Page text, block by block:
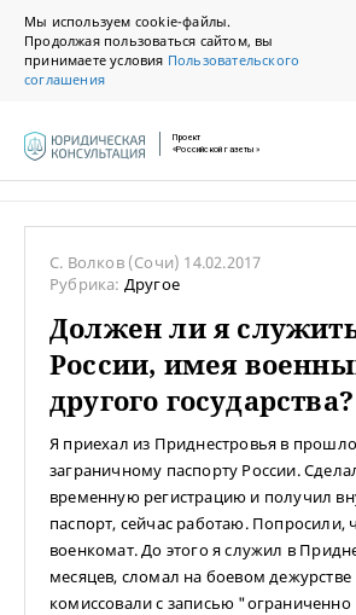
Мы используем cookie-файлы.
Продолжая пользоваться сайтом, вы
принимаете условия Пользовательского
соглашения
Проект
«Российской газеты»
С. Волков (Сочи) 14.02.2017
Рубрика: Другое
Должен ли я
России, имея
другого государства?
Я приехал из Приднестровья в
заграничному паспорту России.
временную регистрацию и получил
паспорт, сейчас работаю. Попросили,
военкомат. До этого я служил в
месяцев, сломал на боевом дежурстве
комиссовали с записью "ограниченно